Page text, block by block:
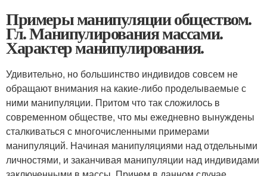
Примеры манипуляции обществом.
Гл. Манипулирования массами.
Характер манипулирования.
Удивительно, но большинство индивидов совсем не
обращают внимания на какие-либо проделываемые с
ними манипуляции. Притом что так сложилось в
современном обществе, что мы ежедневно вынуждены
сталкиваться с многочисленными примерами
манипуляций. Начиная манипуляциями над отдельными
личностями, и заканчивая манипуляции над индивидами